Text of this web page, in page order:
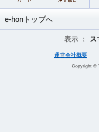
e-honトップへ
表示 ： ス
運営会社概要
Copyright ©